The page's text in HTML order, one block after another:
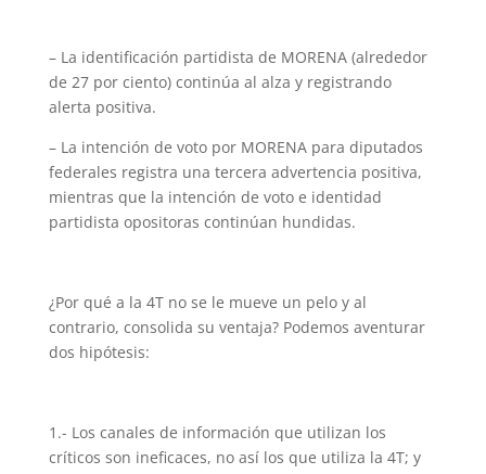
– La identificación partidista de MORENA (alrededor
de 27 por ciento) continúa al alza y registrando
alerta positiva.
– La intención de voto por MORENA para diputados
federales registra una tercera advertencia positiva,
mientras que la intención de voto e identidad
partidista opositoras continúan hundidas.
¿Por qué a la 4T no se le mueve un pelo y al
contrario, consolida su ventaja? Podemos aventurar
dos hipótesis:
1.- Los canales de información que utilizan los
críticos son ineficaces, no así los que utiliza la 4T; y